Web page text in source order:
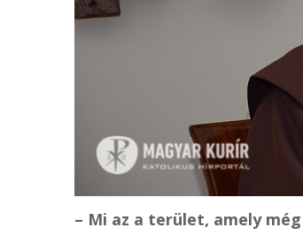
– Mi az a terület, amely